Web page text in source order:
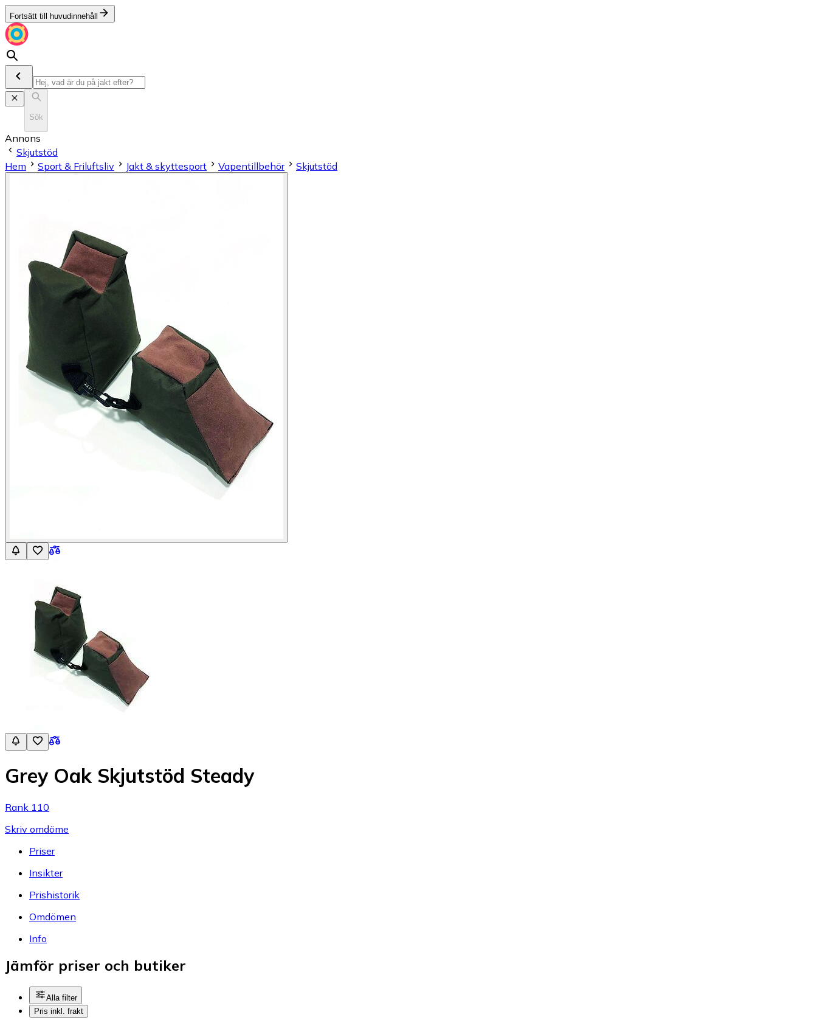
Fortsätt till huvudinnehåll
Sök
Annons
Skjutstöd
Hem
Sport & Friluftsliv Jakt & skyttesport Vapentillbehör Skjutstöd
Grey Oak Skjutstöd Steady
Rank 110
Skriv omdöme
Priser
Insikter
Prishistorik
Omdömen
Info
Jämför priser och butiker
Alla filter
Pris inkl. frakt